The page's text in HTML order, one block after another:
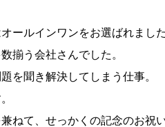
ールインワンをお選ばれまし
揃う会社さんでした。
を聞き解決してしまう仕事。
ねて、せっかくの記念のお祝